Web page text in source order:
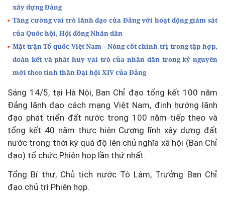
xây dựng Đảng
Tăng cường vai trò lãnh đạo của Đảng với hoạt động giám sát
của Quốc hội, Hội đồng Nhân dân
Mặt trận Tổ quốc Việt Nam - Nòng cốt chính trị trong tập hợp,
đoàn kết và phát huy vai trò của nhân dân trong kỷ nguyên
mới theo tinh thần Đại hội XIV của Đảng
Sáng 14/5, tại Hà Nội, Ban Chỉ đạo tổng kết 100 năm
Đảng lãnh đạo cách mạng Việt Nam, định hướng lãnh
đạo phát triển đất nước trong 100 năm tiếp theo và
tổng kết 40 năm thực hiện Cương lĩnh xây dựng đất
nước trong thời kỳ quá độ lên chủ nghĩa xã hội (Ban Chỉ
đạo) tổ chức Phiên họp lần thứ nhất.
Tổng Bí thư, Chủ tịch nước Tô Lâm, Trưởng Ban Chỉ
đạo chủ trì Phiên họp.